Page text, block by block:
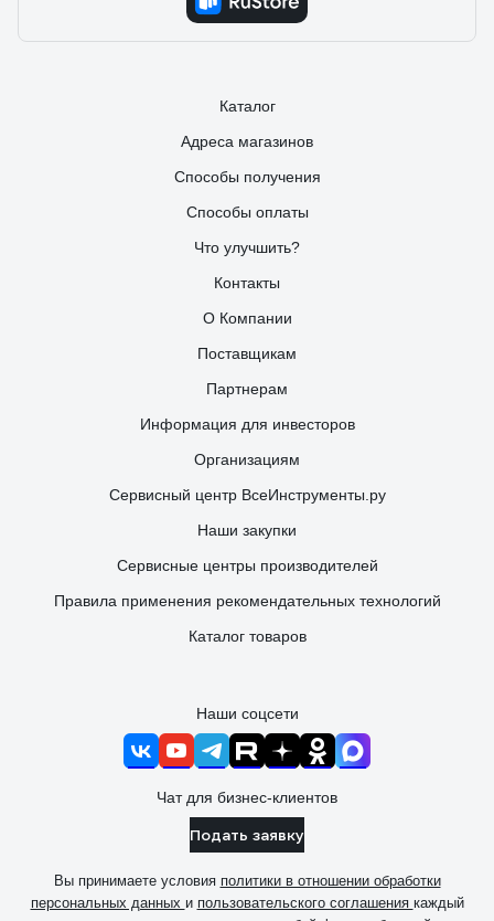
Каталог
Адреса магазинов
Способы получения
Способы оплаты
Что улучшить?
Контакты
О Компании
Поставщикам
Партнерам
Информация для инвесторов
Организациям
Сервисный центр ВсеИнструменты.ру
Наши закупки
Сервисные центры производителей
Правила применения рекомендательных технологий
Каталог товаров
Наши соцсети
Чат для бизнес-клиентов
Подать заявку
Вы принимаете условия политики в отношении обработки
персональных данных и пользовательского соглашения каждый